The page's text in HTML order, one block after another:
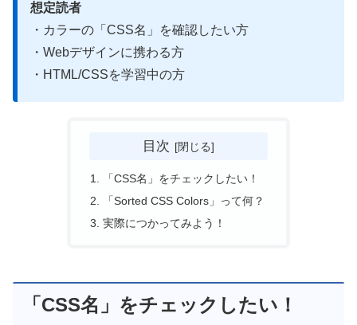
想定読者
・カラーの「CSS名」を確認したい方
・Webデザインに携わる方
・HTML/CSSを学習中の方
目次
「CSS名」をチェックしたい！
「Sorted CSS Colors」って何？
実際につかってみよう！
「CSS名」をチェックしたい！